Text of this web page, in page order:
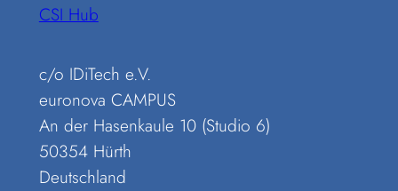
CSI Hub
c/o IDiTech e.V.
euronova CAMPUS
An der Hasenkaule 10 (Studio 6)
50354 Hürth
Deutschland